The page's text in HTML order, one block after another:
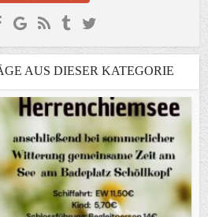
AUS DIESER KATEGORIE